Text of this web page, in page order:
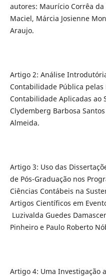
autores: Maurício Corrêa
Maciel, Márcia Josienne
Araujo.
Artigo 2: Análise
Contabilidade Pública
Contabilidade Aplicadas ao
Clydemberg Barbosa
Almeida.
Artigo 3: Uso das
de Pós-Graduação nos
Ciências Contábeis na
Artigos Científicos em
Luzivalda Guedes
Pinheiro e Paulo Roberto
Artigo 4: Uma Investigação